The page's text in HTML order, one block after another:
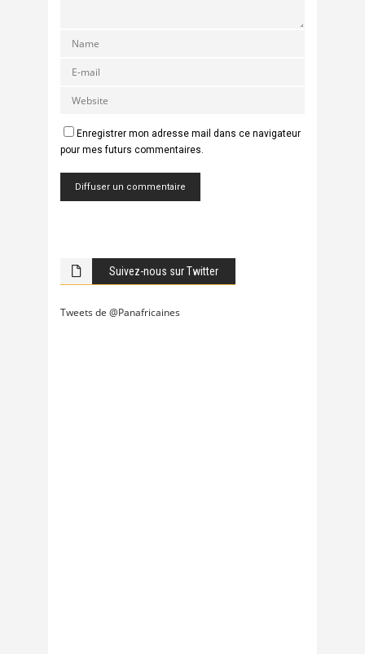
Enregistrer mon adresse mail dans ce navigateur
pour mes futurs commentaires.
Suivez-nous sur Twitter
Tweets de @Panafricaines